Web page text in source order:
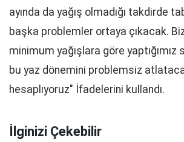
ayında da yağış olmadığı takdirde
başka problemler ortaya çıkacak.
minimum yağışlara göre
bu yaz dönemini problemsiz
hesaplıyoruz" İfadelerini kullandı.